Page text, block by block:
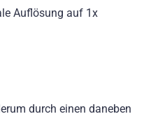
Auflösung auf 1x
durch einen daneben